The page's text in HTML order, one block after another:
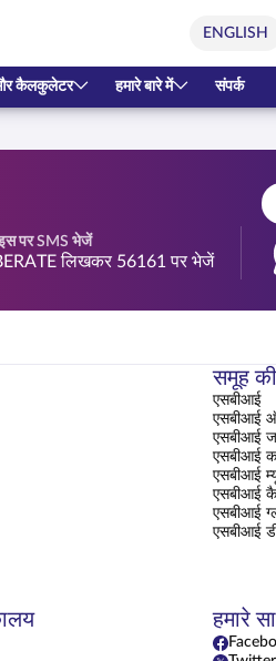
कैलकुलेटर हमारे बारे में संपर्क
पर SMS भेजें
लिखकर 56161 पर भेजें
समूह
एसबीआई
एसबीआई
एसबीआई
एसबीआई
एसबीआई
एसबीआई
एसबीआई
एसबीआई
हमारे